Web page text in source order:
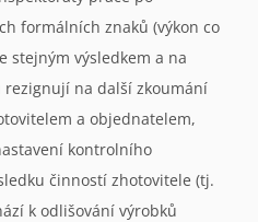
formálních znaků (výkon co
stejným výsledkem a na
na další zkoumání
a objednatelem,
kontrolního
činností zhotovitele (tj.
k odlišování výrobků